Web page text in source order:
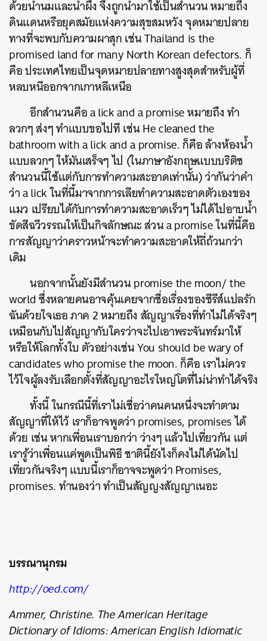
ด้วยน้ำนมและน้ำผึ้ง จึงถูกนำมาใช้เป็นสำนวน หมายถึง
ดินแดนหรือยุคสมัยแห่งความสุขสมหวัง จุดหมายปลาย
ทางที่จะพบกับความผาสุก เช่น Thailand is the
promised land for many North Korean defectors. ก็
คือ ประเทศไทยเป็นจุดหมายปลายทางสูงสุดสำหรับผู้ที่
หลบหนีออกจากเกาหลีเหนือ
อีกสำนวนคือ a lick and a promise หมายถึง ทำ
ลวกๆ ส่งๆ ทำแบบขอไปที เช่น He cleaned the
bathroom with a lick and a promise. ก็คือ ล้างห้องน้ำ
แบบลวกๆ ให้มันเสร็จๆ ไป (ในภาษาอังกฤษแบบบริติช
สำนวนนี้ใช้แต่กับการทำความสะอาดเท่านั้น) ว่ากันว่าคำ
ว่า a lick ในที่นี้มาจากการเลียทำความสะอาดตัวเองของ
แมว เปรียบได้กับการทำความสะอาดเร็วๆ ไม่ได้ไปอาบน้ำ
ขัดสีฉวีวรรณให้เป็นกิจลักษณะ ส่วน a promise ในที่นี้คือ
การสัญญาว่าคราวหน้าจะทำความสะอาดให้ถี่ถ้วนกว่า
เดิม
นอกจากนั้นยังมีสำนวน promise the moon/ the
world ซึ่งหลายคนอาจคุ้นเคยจากชื่อเรื่องของซีรีส์แปลรัก
ฉันด้วยใจเธอ ภาค 2 หมายถึง สัญญาเรื่องที่ทำไม่ได้จริงๆ
เหมือนกับไปสัญญากับใครว่าจะไปเอาพระจันทร์มาให้
หรือให้โลกทั้งใบ ตัวอย่างเช่น You should be wary of
candidates who promise the moon. ก็คือ เราไม่ควร
ไว้ใจผู้ลงรับเลือกตั้งที่สัญญาอะไรใหญ่โตที่ไม่น่าทำได้จริง
ทั้งนี้ ในกรณีนี้ที่เราไม่เชื่อว่าคนคนหนึ่งจะทำตาม
สัญญาที่ให้ไว้ เราก็อาจพูดว่า promises, promises ได้
ด้วย เช่น หากเพื่อนเราบอกว่า ว่างๆ แล้วไปเที่ยวกัน แต่
เรารู้ว่าเพื่อนแค่พูดเป็นพิธี ชาตินี้ยังไงก็คงไม่ได้นัดไป
เที่ยวกันจริงๆ แบบนี้เราก็อาจจะพูดว่า Promises,
promises. ทำนองว่า ทำเป็นสัญญงสัญญาเนอะ
บรรณานุกรม
http://oed.com/
Ammer, Christine. The American Heritage
Dictionary of Idioms: American English Idiomatic